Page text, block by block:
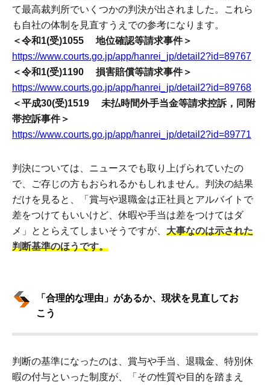
て最高裁判所でいくつかの判決が出されました。これら
も自社の体制を見直すうえでの参考になります。
＜令和1(受)1055 地位確認等請求事件＞
https://www.courts.go.jp/app/hanrei_jp/detail2?id=89767
＜令和1(受)1190 損害賠償等請求事件＞
https://www.courts.go.jp/app/hanrei_jp/detail2?id=89768
＜平成30(受)1519 未払時間外手当金等請求控訴，同附
帯控訴事件＞
https://www.courts.go.jp/app/hanrei_jp/detail2?id=89771
判決については、ニュースでも取り上げられていたの
で、ご存じの方もおられるかもしれません。判決の結果
だけを見ると、「賞与や退職金は正社員とアルバイトで
差をつけてもいいけど、休暇や手当は差をつけてはダ
メ」ととらえてしまいそうですが、 大事なのは示された
判断基準のほうです。
「合理的な理由」があるか、現状を見直してお
こう
判断の基準になったのは、賞与や手当、退職金、特別休
暇の付与といった制度が、「その性質や目的を踏まえ